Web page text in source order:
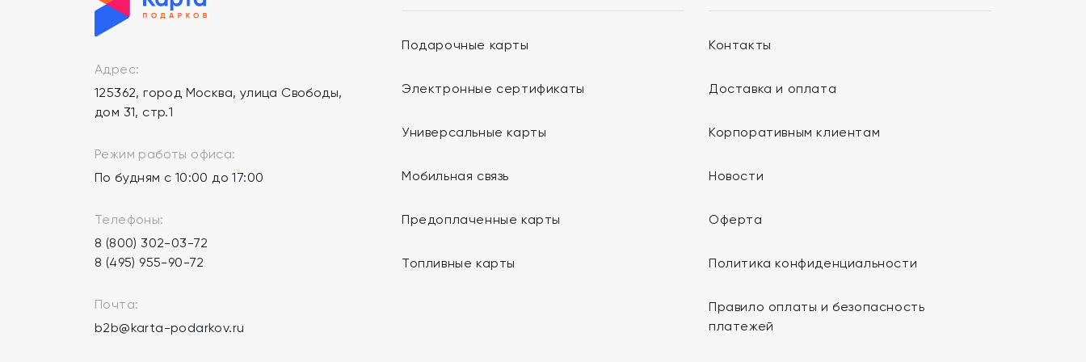
Адрес:
125362, город Москва, улица Свободы,
дом 31, стр.1
Режим работы офиса:
По будням с 10:00 до 17:00
Телефоны:
8 (800) 302-03-72
8 (495) 955-90-72
Почта:
b2b@karta-podarkov.ru
Подарочные карты
Электронные сертификаты
Универсальные карты
Мобильная связь
Предоплаченные карты
Топливные карты
Контакты
Доставка и оплата
Корпоративным клиентам
Новости
Оферта
Политика конфиденциальности
Правило оплаты и безопасность
платежей